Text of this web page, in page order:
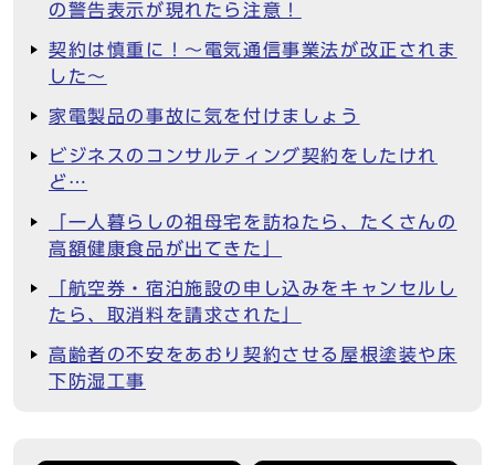
の警告表示が現れたら注意！
契約は慎重に！～電気通信事業法が改正されま
した～
家電製品の事故に気を付けましょう
ビジネスのコンサルティング契約をしたけれ
ど…
「一人暮らしの祖母宅を訪ねたら、たくさんの
高額健康食品が出てきた」
「航空券・宿泊施設の申し込みをキャンセルし
たら、取消料を請求された」
高齢者の不安をあおり契約させる屋根塗装や床
下防湿工事